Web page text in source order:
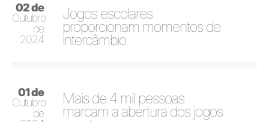
02 de
Outubro
de
2024
Jogos escolares
proporcionam momentos de
intercâmbio
01 de
Outubro
de
Mais de 4 mil pessoas
marcam a abertura dos jogos